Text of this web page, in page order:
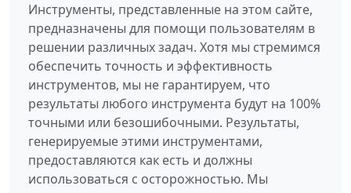
Инструменты, представленные на этом сайте,
предназначены для помощи пользователям в
решении различных задач. Хотя мы стремимся
обеспечить точность и эффективность
инструментов, мы не гарантируем, что
результаты любого инструмента будут на 100%
точными или безошибочными. Результаты,
генерируемые этими инструментами,
предоставляются как есть и должны
использоваться с осторожностью. Мы